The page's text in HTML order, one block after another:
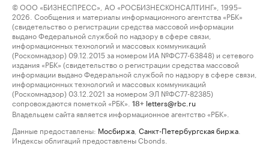
© ООО «БИЗНЕСПРЕСС», АО «РОСБИЗНЕСКОНСАЛТИНГ», 1995–
2026. Сообщения и материалы информационного агентства «РБК»
(свидетельство о регистрации средства массовой информации
выдано Федеральной службой по надзору в сфере связи,
информационных технологий и массовых коммуникаций
(Роскомнадзор) 09.12.2015 за номером ИА №ФС77-63848) и сетевого
издания «РБК» (свидетельство о регистрации средства массовой
информации выдано Федеральной службой по надзору в сфере связи,
информационных технологий и массовых коммуникаций
(Роскомнадзор) 03.12.2021 за номером ЭЛ №ФС77-82385)
сопровождаются пометкой «РБК».
18+ letters@rbc.ru
Владельцем сайта является информационное агентство «РБК».
Данные предоставлены: Мосбиржа Санкт-Петербургская биржа
Индексы облигаций предоставлены Cbonds.